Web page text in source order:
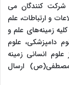
کنندگان می
و ارتباطات، علم
زمینه‌های علم و
دامپزشکی، علوم
انسانی زمینه
مصطفی(ص) ارسال